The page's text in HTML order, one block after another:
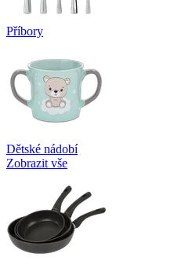
Příbory
Dětské nádobí
Zobrazit vše